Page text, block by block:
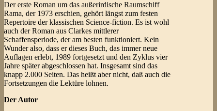
Der erste Roman um das außerirdische Raumschiff
Rama, der 1973 erschien, gehört längst zum festen
Repertoire der klassischen Science-fiction. Es ist wohl
auch der Roman aus Clarkes mittlerer
Schaffensperiode, der am besten funktioniert. Kein
Wunder also, dass er dieses Buch, das immer neue
Auflagen erlebt, 1989 fortgesetzt und den Zyklus vier
Jahre später abgeschlossen hat. Insgesamt sind das
knapp 2.000 Seiten. Das heißt aber nicht, daß auch die
Fortsetzungen die Lektüre lohnen.
Der Autor